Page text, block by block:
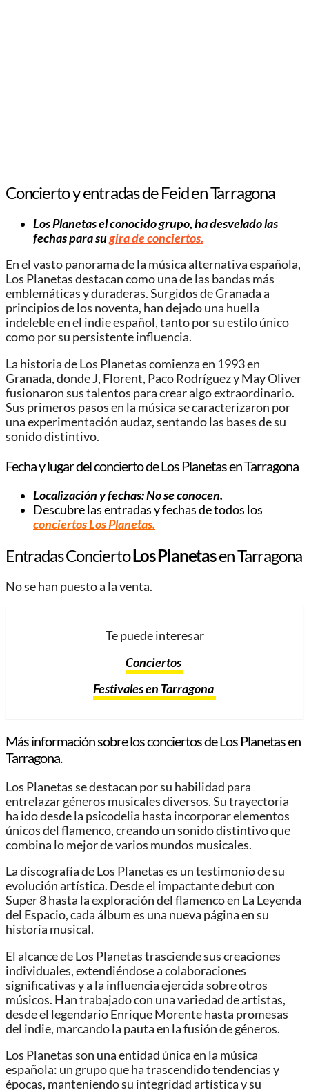
Concierto y entradas de Feid en Tarragona
Los Planetas el conocido grupo, ha desvelado las
fechas para sugira de conciertos.
En el vasto panorama de la música alternativa española,
Los Planetas destacan como una de las bandas más
emblemáticas y duraderas. Surgidos de Granada a
principios de los noventa, han dejado una huella
indeleble en el indie español, tanto por su estilo único
como por su persistente influencia.
La historia de Los Planetas comienza en 1993 en
Granada, donde J, Florent, Paco Rodríguez y May Oliver
fusionaron sus talentos para crear algo extraordinario.
Sus primeros pasos en la música se caracterizaron por
una experimentación audaz, sentando las bases de su
sonido distintivo.
Fecha y lugar del concierto de Los Planetas en Tarragona
Localización y fechas: No se conocen.
Descubre las entradas y fechas de todos los
conciertos Los Planetas.
Entradas ConciertoLos Planetasen Tarragona
No se han puesto a la venta.
Te puede interesar
Conciertos
Festivales en Tarragona
Más información sobre los conciertos de Los Planetas en
Tarragona.
Los Planetas se destacan por su habilidad para
entrelazar géneros musicales diversos. Su trayectoria
ha ido desde la psicodelia hasta incorporar elementos
únicos del flamenco, creando un sonido distintivo que
combina lo mejor de varios mundos musicales.
La discografía de Los Planetas es un testimonio de su
evolución artística. Desde el impactante debut con
Super 8 hasta la exploración del flamenco en La Leyenda
del Espacio, cada álbum es una nueva página en su
historia musical.
El alcance de Los Planetas trasciende sus creaciones
individuales, extendiéndose a colaboraciones
significativas y a la influencia ejercida sobre otros
músicos. Han trabajado con una variedad de artistas,
desde el legendario Enrique Morente hasta promesas
del indie, marcando la pauta en la fusión de géneros.
Los Planetas son una entidad única en la música
española: un grupo que ha trascendido tendencias y
épocas, manteniendo su integridad artística y su